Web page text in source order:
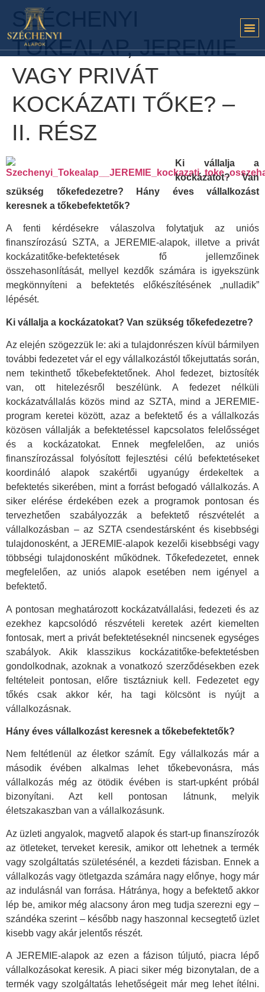
SZÉCHENYI
TŐKEALAP, JEREMIE
VAGY PRIVÁT
KOCKÁZATI TŐKE? –
II. RÉSZ
Ki vállalja a
kockázatot? Van
szükség tőkefedezetre? Hány éves vállalkozást
keresnek a tőkebefektetők?
A fenti kérdésekre válaszolva folytatjuk az uniós
finanszírozású SZTA, a JEREMIE-alapok, illetve a privát
kockázatitőke-befektetések fő jellemzőinek
összehasonlítását, mellyel kezdők számára is igyekszünk
megkönnyíteni a befektetés előkészítésének „nulladik”
lépését.
Ki vállalja a kockázatokat? Van szükség tőkefedezetre?
Az elején szögezzük le: aki a tulajdonrészen kívül bármilyen
további fedezetet vár el egy vállalkozástól tőkejuttatás során,
nem tekinthető tőkebefektetőnek. Ahol fedezet, biztosíték
van, ott hitelezésről beszélünk. A fedezet nélküli
kockázatvállalás közös mind az SZTA, mind a JEREMIE-
program keretei között, azaz a befektető és a vállalkozás
közösen vállalják a befektetéssel kapcsolatos felelősséget
és a kockázatokat. Ennek megfelelően, az uniós
finanszírozással folyósított fejlesztési célú befektetéseket
koordináló alapok szakértői ugyanúgy érdekeltek a
befektetés sikerében, mint a forrást befogadó vállalkozás. A
siker elérése érdekében ezek a programok pontosan és
tervezhetően szabályozzák a befektető részvételét a
vállalkozásban – az SZTA csendestársként és kisebbségi
tulajdonosként, a JEREMIE-alapok kezelői kisebbségi vagy
többségi tulajdonosként működnek. Tőkefedezetet, ennek
megfelelően, az uniós alapok esetében nem igényel a
befektető.
A pontosan meghatározott kockázatvállalási, fedezeti és az
ezekhez kapcsolódó részvételi keretek azért kiemelten
fontosak, mert a privát befektetéseknél nincsenek egységes
szabályok. Akik klasszikus kockázatitőke-befektetésben
gondolkodnak, azoknak a vonatkozó szerződésekben ezek
feltételeit pontosan, előre tisztázniuk kell. Fedezetet egy
tőkés csak akkor kér, ha tagi kölcsönt is nyújt a
vállalkozásnak.
Hány éves vállalkozást keresnek a tőkebefektetők?
Nem feltétlenül az életkor számít. Egy vállalkozás már a
második évében alkalmas lehet tőkebevonásra, más
vállalkozás még az ötödik évében is start-upként próbál
bizonyítani. Azt kell pontosan látnunk, melyik
életszakaszban van a vállalkozásunk.
Az üzleti angyalok, magvető alapok és start-up finanszírozók
az ötleteket, terveket keresik, amikor ott lehetnek a termék
vagy szolgáltatás születésénél, a kezdeti fázisban. Ennek a
vállalkozás vagy ötletgazda számára nagy előnye, hogy már
az indulásnál van forrása. Hátránya, hogy a befektető akkor
lép be, amikor még alacsony áron meg tudja szerezni egy –
szándéka szerint – később nagy haszonnal kecsegtető üzlet
kisebb vagy akár jelentős részét.
A JEREMIE-alapok az ezen a fázison túljutó, piacra lépő
vállalkozásokat keresik. A piaci siker még bizonytalan, de a
termék vagy szolgáltatás lehetőségeit már meg lehet ítélni.